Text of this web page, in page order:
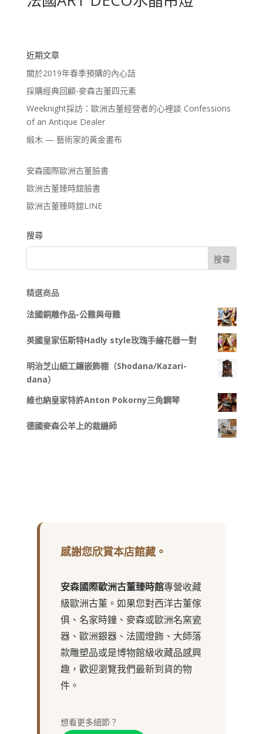
近期文章
關於2019年春季預購的內心話
採購經典回顧-麥森古董四元素
Weeknight採訪：歐洲古董經營者的心裡談 Confessions
of an Antique Dealer
緞木 — 藝術家的黃金畫布
安森國際歐洲古董臉書
歐洲古董臻時舘臉書
歐洲古董臻時舘LINE
搜尋
精選商品
法國銅雕作品-公雞與母雞
英國皇家伍斯特Hadly style玫瑰手繪花器一對
明治芝山細工鑲嵌飾棚（Shodana/Kazari-
dana）
維也納皇家特許Anton Pokorny三角鋼琴
德國麥森公羊上的裁縫師
感謝您欣賞本店館藏。
安森國際歐洲古董臻時館專營收藏
級歐洲古董。如果您對西洋古董傢
俱、名家時鐘、麥森或歐洲名窯瓷
器、歐洲銀器、法國燈飾、大師落
款雕塑品或是博物館級收藏品感興
趣，歡迎瀏覽我們最新到貨的物
件。
想看更多細節？